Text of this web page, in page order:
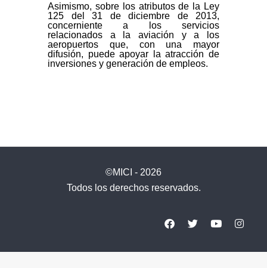
Asimismo, sobre los atributos de la Ley
125 del 31 de diciembre de 2013,
concerniente a los servicios
relacionados a la aviación y a los
aeropuertos que, con una mayor
difusión, puede apoyar la atracción de
inversiones y generación de empleos.
©MICI - 2026
Todos los derechos reservados.